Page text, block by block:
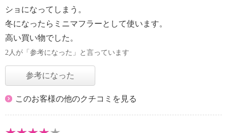
ショになってしまう。
冬になったらミニマフラーとして使います。
高い買い物でした。
2人が「参考になった」と言っています
参考になった
このお客様の他のクチコミを見る